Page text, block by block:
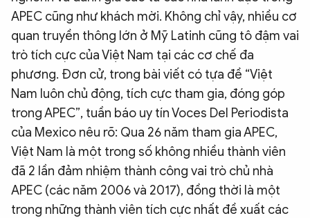
APEC cũng như khách mời. Không chỉ vậy, nhiều cơ
quan truyền thông lớn ở Mỹ Latinh cũng tô đậm vai
trò tích cực của Việt Nam tại các cơ chế đa
phương. Đơn cử, trong bài viết có tựa đề “Việt
Nam luôn chủ động, tích cực tham gia, đóng góp
trong APEC”, tuần báo uy tín Voces Del Periodista
của Mexico nêu rõ: Qua 26 năm tham gia APEC,
Việt Nam là một trong số không nhiều thành viên
đã 2 lần đảm nhiệm thành công vai trò chủ nhà
APEC (các năm 2006 và 2017), đồng thời là một
trong những thành viên tích cực nhất đề xuất các